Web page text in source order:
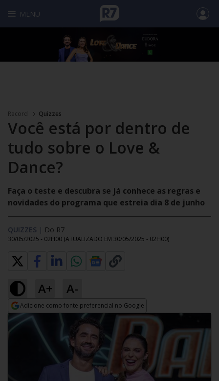
MENU
Record Quizzes
Você está por dentro de
tudo sobre o Love &
Dance?
Faça o teste e descubra se já conhece as regras e
novidades do programa que estreia dia 8 de junho
QUIZZES | Do R7
30/05/2025 - 02H00 (ATUALIZADO EM 30/05/2025 - 02H00)
A+ A-
Adicione como fonte preferencial no Google
Opens in new window